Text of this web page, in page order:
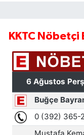
KKTC Nöbetçi